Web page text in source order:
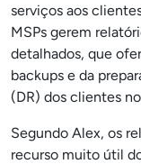
serviços aos
MSPs gerem
detalhados, que
backups e da
(DR) dos clientes
Segundo Alex, os
recurso muito útil